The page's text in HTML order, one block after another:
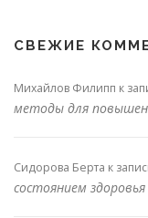
СВЕЖИЕ
Михайлов Филипп к
методы для
Сидорова Берта к
состоянием здоровья